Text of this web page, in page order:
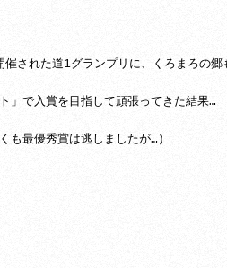
された道1グランプリに、くろまろの郷
」で入賞を目指して頑張ってきた結果…
も最優秀賞は逃しましたが…）